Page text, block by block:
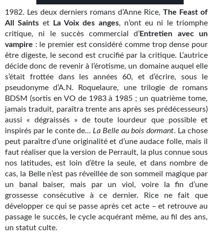
Quarante-Deux
Kvasar
Pulps
Wotan
Étoiles vives
Yellow Submarine
NUMÉRIQUE
Romans et recueils
Une Heure-Lumière
Nouvelles
Bifrost
Livres audio
1982. Les deux derniers romans d’Anne Rice, The Feast of
All Saints et La Voix des anges, n’ont eu ni le triomphe
critique, ni le succès commercial d’Entretien avec un
vampire : le premier est considéré comme trop dense pour
être digeste, le second est crucifié par la critique. L’autrice
décide donc de revenir à l’érotisme, un domaine auquel elle
s’était frottée dans les années 60, et d’écrire, sous le
pseudonyme d’A.N. Roquelaure, une trilogie de romans
BDSM (sortis en VO de 1983 à 1985 ; un quatrième tome,
jamais traduit, paraîtra trente ans après ses prédécesseurs)
aussi « dégraissés » de toute lourdeur que possible et
inspirés par le conte de… La Belle au bois dormant. La chose
peut paraître d’une originalité et d’une audace folle, mais il
faut réaliser que la version de Perrault, la plus connue sous
nos latitudes, est loin d’être la seule, et dans nombre de
cas, la Belle n’est pas réveillée de son sommeil magique par
un banal baiser, mais par un viol, voire la fin d’une
grossesse consécutive à ce dernier. Rice ne fait que
développer ce qui se passe après cet acte – et retrouve au
passage le succès, le cycle acquérant même, au fil des ans,
un statut culte.